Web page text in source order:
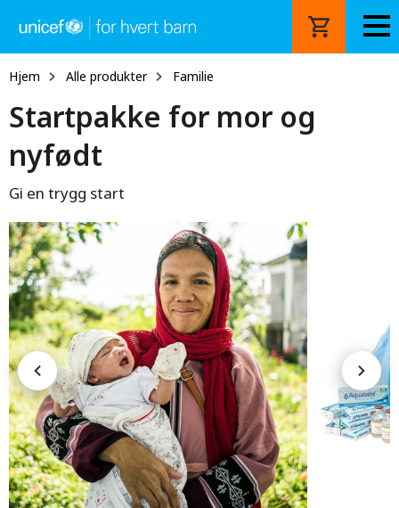
hovedinnhold
Hjem Alle produkter Familie
Startpakke for mor og
nyfødt
Gi en trygg start